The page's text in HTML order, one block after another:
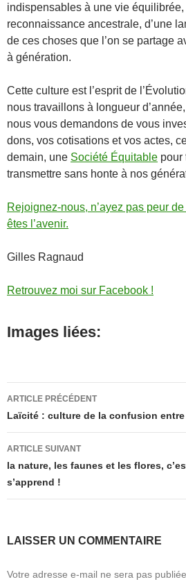
indispensables à une vie équilibrée,
reconnaissance ancestrale, d’une
de ces choses que l’on se partage
à génération.
Cette culture est l’esprit de
nous travaillons à longueur
nous vous demandons de vous
dons, vos cotisations et vos actes,
demain, une Société Équitable pour
transmettre sans honte à nos
Rejoignez-nous, n’ayez pas peur
êtes l’avenir.
Gilles Ragnaud
Retrouvez moi sur Facebook !
Images liées:
Navigation
des
articles
ARTICLE PRÉCÉDENT
Laïcité : culture de la confusion
ARTICLE SUIVANT
la nature, les faunes et les flores,
s’apprend !
LAISSER UN COMMENTAIRE
Votre adresse e-mail ne sera pas publiée.